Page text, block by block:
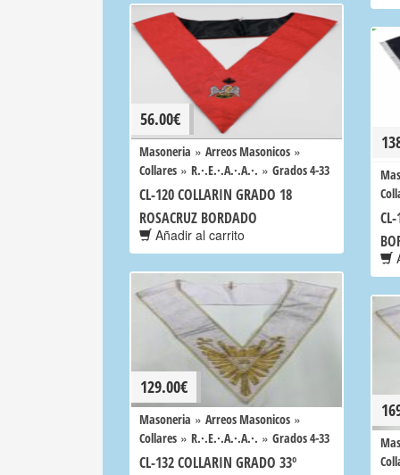
56.00€
Masoneria » Arreos Masonicos »
Collares » R.·.E.·.A.·.A.·. » Grados 4-33
CL-120 COLLARIN GRADO 18
ROSACRUZ BORDADO
Añadir al carrito
129.00€
Masoneria » Arreos Masonicos »
Collares » R.·.E.·.A.·.A.·. » Grados 4-33
CL-132 COLLARIN GRADO 33º